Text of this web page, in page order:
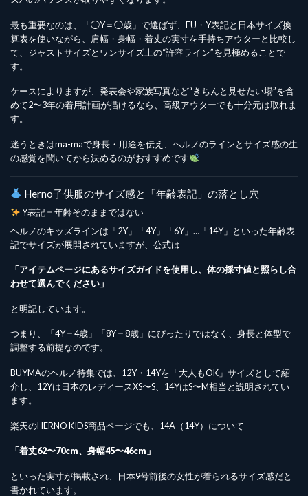
最も重要なのは、「◯Y＝◯歳」で選ばず、EU・Y表記と日本サイズ換
算表を使いながら、肩幅・身幅・着丈の実寸を手持ちアウターと比較し
て、ジャストサイズとワンサイズ上の“許容ライン”を見極めることで
す。
ケースによりますが、発表会や家族写真など“きちんと見せたい場”を含
めて2〜3年の着用計画が描けるなら、高級アウターでも十分元は取れま
す。
迷うときはma-maで身長・用途を伝え、ヘルノのラインとサイズ感の生
の感覚を聞いてから決めるのがおすすめです
Herno子供服のサイズ感と「年齢表記」の落とし穴
Y表記＝年齢そのままではない
ヘルノのキッズラインは「2Y」「4Y」「6Y」…「14Y」といった年齢表
記でサイズが展開されていますが、公式は
「アイテムページにあるサイズガイドを使用し、体の採寸値と照らし合
わせて選んでください」
と明記しています。
つまり、「4Y＝4歳」「8Y＝8歳」にぴったりではなく、身長と体型で
調整する前提なのです。
BUYMAのヘルノ特集では、12Y・14Yを「大人もOK」サイズとして紹
介し、12Yは日本のレディースXS〜S、14YはS〜M相当と説明されてい
ます。
楽天のHERNO KIDS商品ページでも、14A（14Y）について
「着丈62〜70cm、身幅45〜46cm」
といった実寸が掲載され、日本9号前後の女性が着られるサイズ感だと
書かれています。